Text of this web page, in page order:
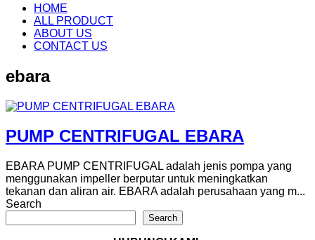
Skip
content
HOME
ALL PRODUCT
ABOUT US
CONTACT US
ebara
PUMP CENTRIFUGAL EBARA
EBARA PUMP CENTRIFUGAL adalah jenis pompa yang
menggunakan impeller berputar untuk meningkatkan
tekanan dan aliran air. EBARA adalah perusahaan yang m...
Search
Search